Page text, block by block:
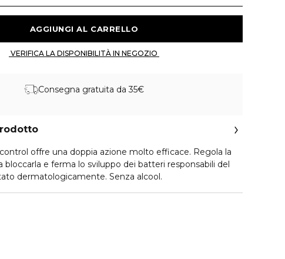
Consegna gratuita da 35€
offre una doppia azione molto efficace. Regola la
bloccarla e ferma lo sviluppo dei batteri responsabili del
dermatologicamente. Senza alcool.